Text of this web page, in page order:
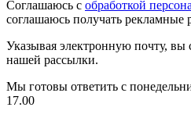
Соглашаюсь c обработкой
соглашаюсь получать рекламные
Указывая электронную почту, вы
нашей рассылки.
Мы готовы ответить с
17.00